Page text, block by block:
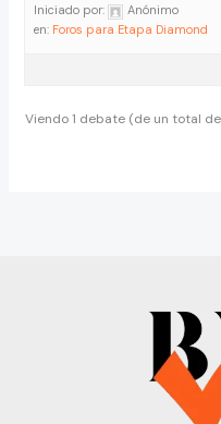
Iniciado por:
Anónimo
en: Foros para Etapa Diamond
Viendo 1 debate (de un total de